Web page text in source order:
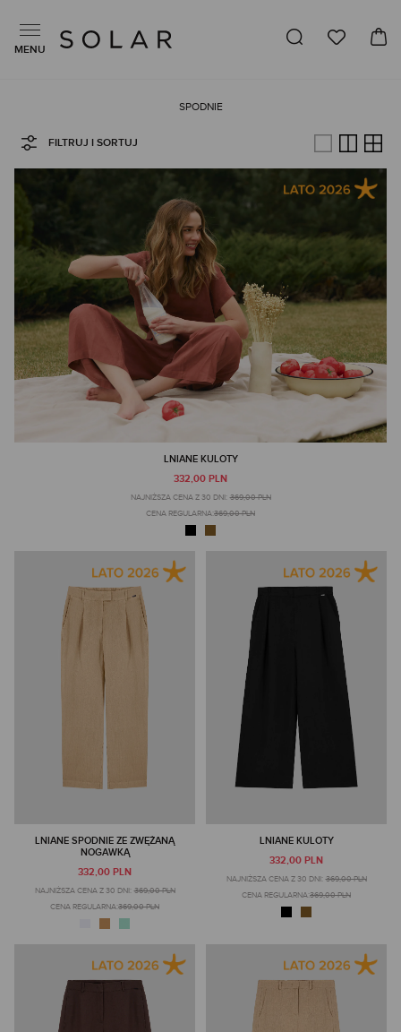
MENU
SPODNIE
FILTRUJ I SORTUJ
LNIANE KULOTY
332,00 PLN
NAJNIŻSZA CENA Z 30 DNI: 369,00 PLN
CENA REGULARNA:369,00 PLN
LNIANE SPODNIE ZE ZWĘŻANĄ
NOGAWKĄ
332,00 PLN
NAJNIŻSZA CENA Z 30 DNI: 369,00 PLN
CENA REGULARNA:369,00 PLN
LNIANE KULOTY
332,00 PLN
NAJNIŻSZA CENA Z 30 DNI: 369,00 PLN
CENA REGULARNA:369,00 PLN